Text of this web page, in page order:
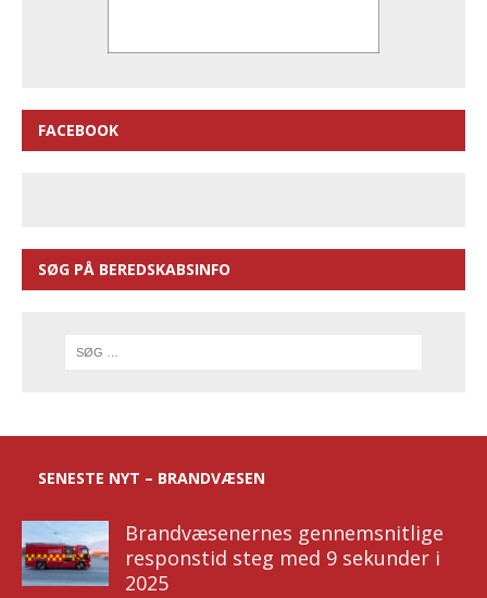
FACEBOOK
SØG PÅ BEREDSKABSINFO
SENESTE NYT – BRANDVÆSEN
Brandvæsenernes gennemsnitlige
responstid steg med 9 sekunder i
2025